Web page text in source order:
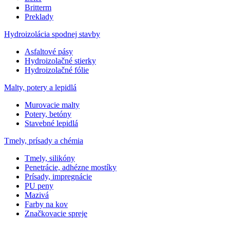
Britterm
Preklady
Hydroizolácia spodnej stavby
Asfaltové pásy
Hydroizolačné stierky
Hydroizolačné fólie
Malty, potery a lepidlá
Murovacie malty
Potery, betóny
Stavebné lepidlá
Tmely, prísady a chémia
Tmely, silikóny
Penetrácie, adhézne mostíky
Prísady, impregnácie
PU peny
Mazivá
Farby na kov
Značkovacie spreje